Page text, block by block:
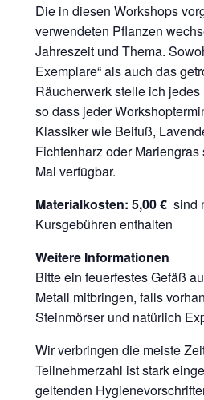
Die in diesen Workshops
verwendeten Pflanzen
Jahreszeit und Thema.
Exemplare“ als auch das
Räucherwerk stelle ich
so dass jeder
Klassiker wie Beifuß,
Fichtenharz oder
Mal verfügbar.
Materialkosten: 5,00 € sind
Kursgebühren enthalten
Weitere Informationen
Bitte ein feuerfestes Gefäß
Metall mitbringen, falls
Steinmörser und natürlich
Wir verbringen die meiste
Teilnehmerzahl ist stark
geltenden